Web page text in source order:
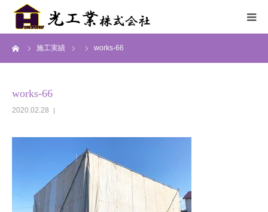
施工実績 works-66
works-66
2020.02.28
HOME
採用情報